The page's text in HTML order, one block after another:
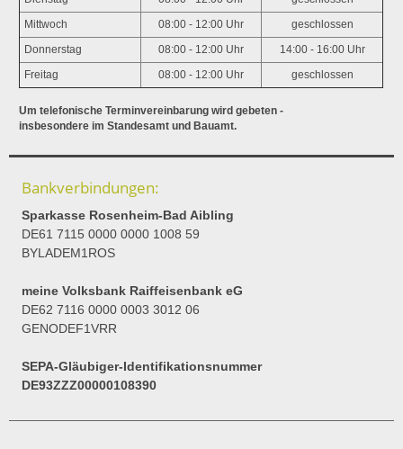
Mittwoch 08:00 - 12:00 Uhr geschlossen
Donnerstag 08:00 - 12:00 Uhr 14:00 - 16:00 Uhr
Freitag 08:00 - 12:00 Uhr geschlossen
Um telefonische Terminvereinbarung wird gebeten -
insbesondere im Standesamt und Bauamt.
Bankverbindungen:
Sparkasse Rosenheim-Bad Aibling
DE61 7115 0000 0000 1008 59
BYLADEM1ROS
meine Volksbank Raiffeisenbank eG
DE62 7116 0000 0003 3012 06
GENODEF1VRR
SEPA-Gläubiger-Identifikationsnummer
DE93ZZZ00000108390